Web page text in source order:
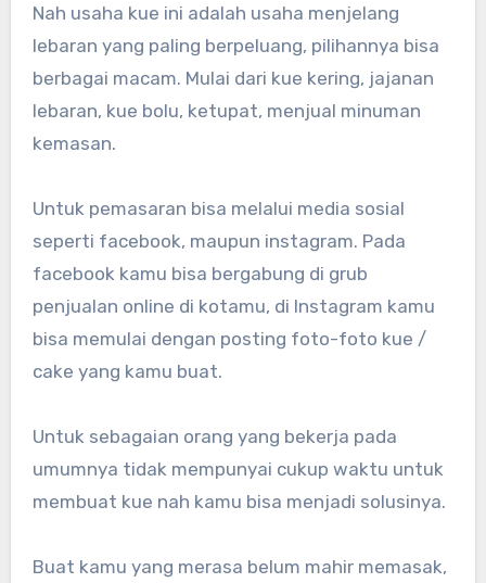
Nah usaha kue ini adalah usaha menjelang
lebaran yang paling berpeluang, pilihannya bisa
berbagai macam. Mulai dari kue kering, jajanan
lebaran, kue bolu, ketupat, menjual minuman
kemasan.
Untuk pemasaran bisa melalui media sosial
seperti facebook, maupun instagram. Pada
facebook kamu bisa bergabung di grub
penjualan online di kotamu, di Instagram kamu
bisa memulai dengan posting foto-foto kue /
cake yang kamu buat.
Untuk sebagaian orang yang bekerja pada
umumnya tidak mempunyai cukup waktu untuk
membuat kue nah kamu bisa menjadi solusinya.
Buat kamu yang merasa belum mahir memasak,